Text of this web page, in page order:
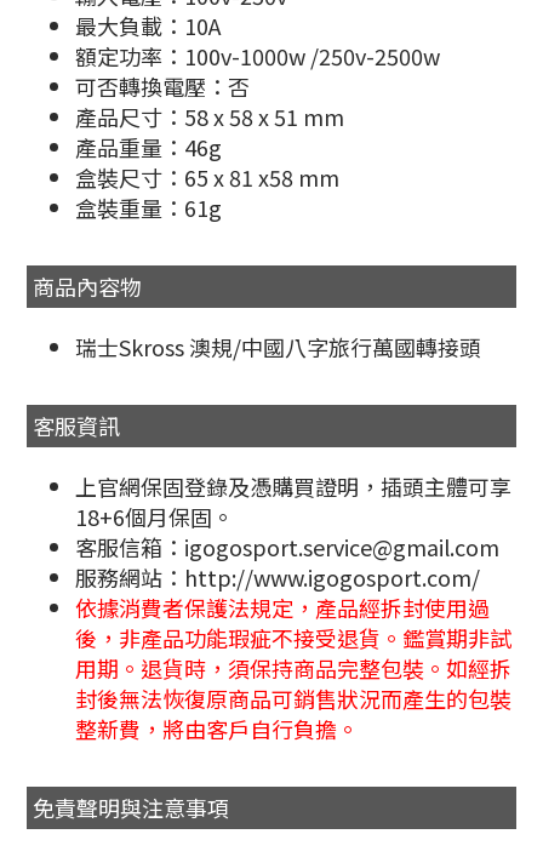
最大負載：10A
額定功率：100v-1000w /250v-2500w
可否轉換電壓：否
產品尺寸：58 x 58 x 51 mm
產品重量：46g
盒裝尺寸：65 x 81 x58 mm
盒裝重量：61g
商品內容物
瑞士Skross 澳規/中國八字旅行萬國轉接頭
客服資訊
上官網保固登錄及憑購買證明，插頭主體可享
18+6個月保固。
客服信箱：igogosport.service@gmail.com
服務網站：http://www.igogosport.com/
依據消費者保護法規定，產品經拆封使用過
後，非產品功能瑕疵不接受退貨。鑑賞期非試
用期。退貨時，須保持商品完整包裝。如經拆
封後無法恢復原商品可銷售狀況而產生的包裝
整新費，將由客戶自行負擔。
免責聲明與注意事項